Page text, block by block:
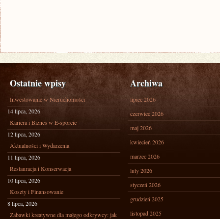
Ostatnie wpisy
Inwestowanie w Nieruchomości
14 lipca, 2026
Kariera i Biznes w E-sporcie
12 lipca, 2026
Aktualności i Wydarzenia
11 lipca, 2026
Restauracja i Konserwacja
10 lipca, 2026
Koszty i Finansowanie
8 lipca, 2026
Zabawki kreatywne dla małego odkrywcy: jak
Archiwa
lipiec 2026
czerwiec 2026
maj 2026
kwiecień 2026
marzec 2026
luty 2026
styczeń 2026
grudzień 2025
listopad 2025